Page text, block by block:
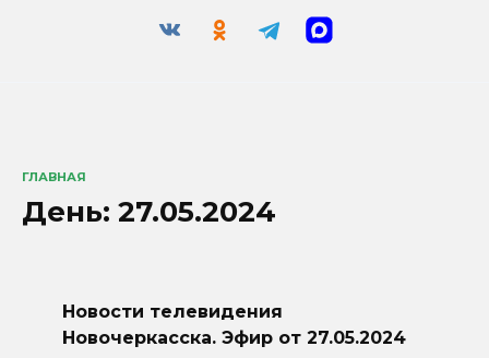
ГЛАВНАЯ
День: 27.05.2024
Новости телевидения
Новочеркасска. Эфир от 27.05.2024